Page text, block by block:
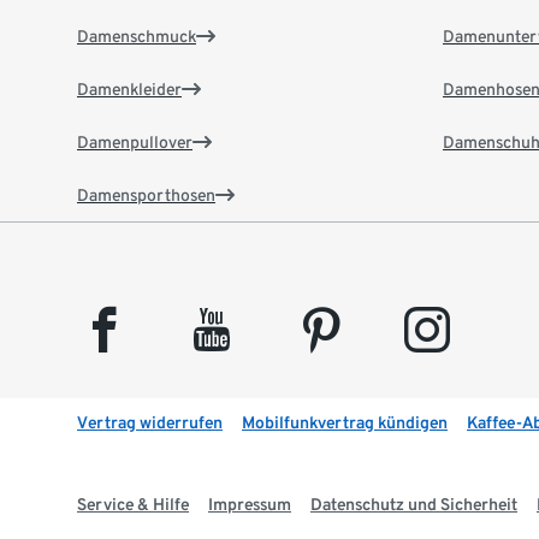
Damenschmuck
Damenkleider
Damenpullover
Damensporthosen
Damenhosen
facebook youtube pinterest instagram
Vertrag widerrufen Mobilfunkvertrag kündigen Kaffee-
Service & Hilfe Impressum Datenschutz und Sicherheit